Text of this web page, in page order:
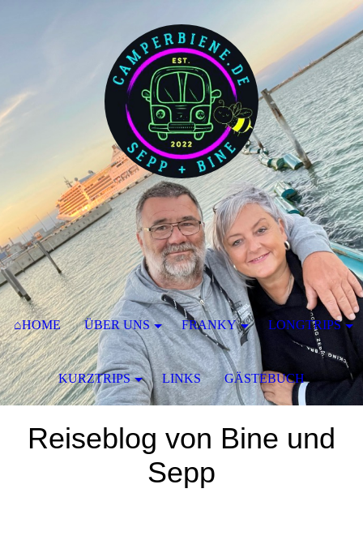
Reiseblog von Bine und
Sepp
⌂HOME ÜBER UNS FRANKY LONGTRIPS
KURZTRIPS LINKS GÄSTEBUCH